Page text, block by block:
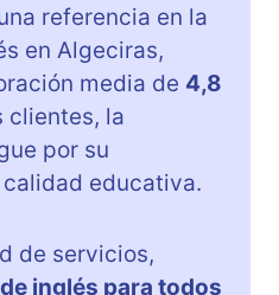
referencia en la
en Algeciras,
media de 4,8
clientes, la
por su
educativa.
de servicios,
inglés para todos